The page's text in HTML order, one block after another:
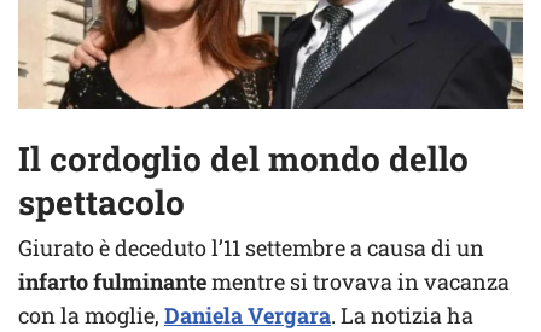
Il cordoglio del mondo dello
spettacolo
Giurato è deceduto l’11 settembre a causa di un
infarto fulminantementre si trovava in vacanza
con la moglie, Daniela Vergara. La notizia ha